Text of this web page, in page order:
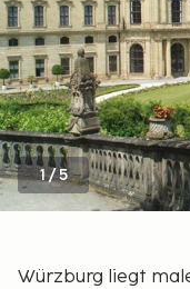
1/5
Würzburg liegt